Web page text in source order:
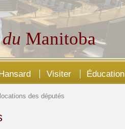
du Manitoba
Visiter Éducation
des députés